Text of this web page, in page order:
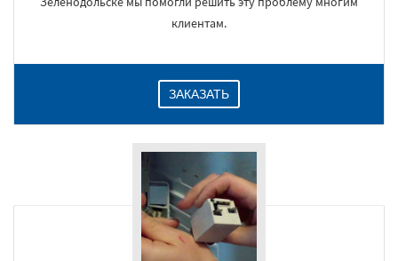
клиентам.
ЗАКАЗАТЬ
Даю согласие на обработку персональных данных